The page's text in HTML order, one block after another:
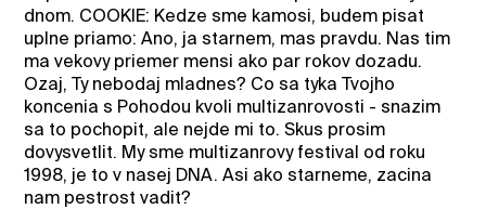
dnom. COOKIE: Kedze sme kamosi, budem pisat
uplne priamo: Ano, ja starnem, mas pravdu. Nas tim
ma vekovy priemer mensi ako par rokov dozadu.
Ozaj, Ty nebodaj mladnes? Co sa tyka Tvojho
koncenia s Pohodou kvoli multizanrovosti - snazim
sa to pochopit, ale nejde mi to. Skus prosim
dovysvetlit. My sme multizanrovy festival od roku
1998, je to v nasej DNA. Asi ako starneme, zacina
nam pestrost vadit?